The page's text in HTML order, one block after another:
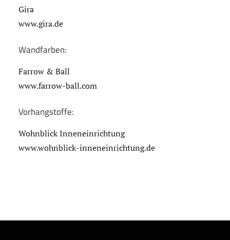
Gira
www.gira.de
Wandfarben:
Farrow & Ball
www.farrow-ball.com
Vorhangstoffe:
Wohnblick Inneneinrichtung
www.wohnblick-inneneinrichtung.de